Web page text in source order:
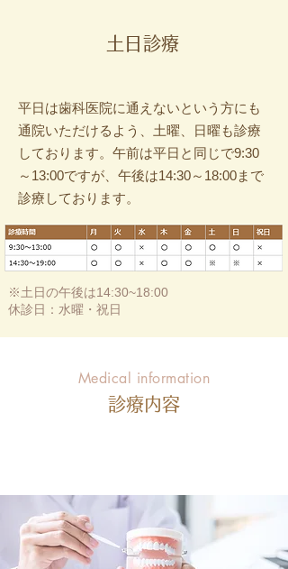
​土日診療
平日は歯科医院に通えないという方にも
通院いただけるよう、土曜、日曜も診療
しております。午前は平日と同じで9:30
～13:00ですが、午後は14:30～18:00まで
診療しております。
※土日の午後は14:30~18:00
休診日：水曜・祝日
Medical information
診療内容